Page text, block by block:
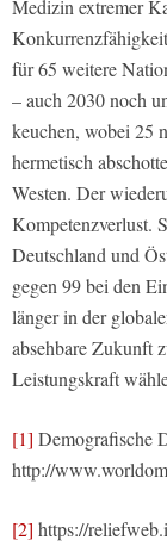
Medizin extremer
für 65 weitere
– auch 2030 noch
keuchen, wobei 25
hermetisch
Westen. Der
Kompetenzverlust.
Deutschland und
gegen 99 bei den
länger in der
absehbare Zukunft
Leistungskraft
[1] Demografische
http://
[2] https://